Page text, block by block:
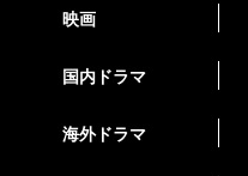
映画
国内ドラマ
海外ドラマ